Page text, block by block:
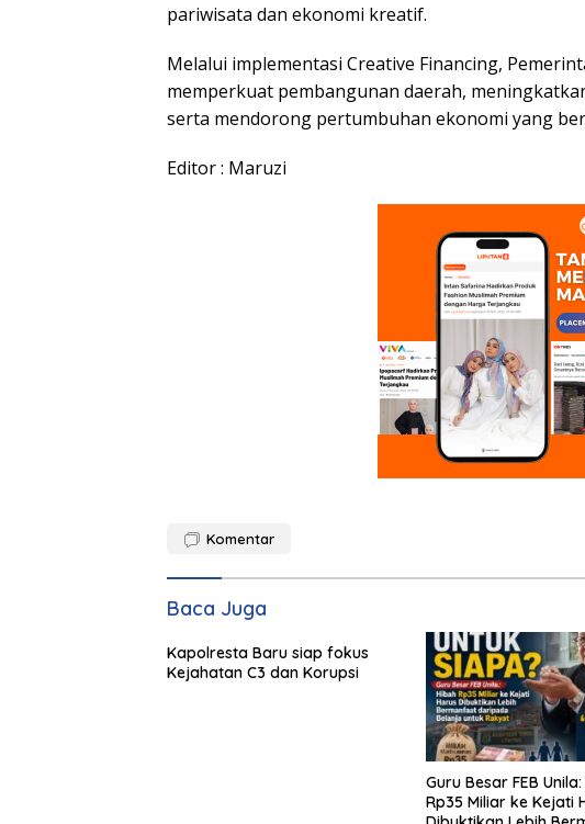
pariwisata dan ekonomi kreatif.
Melalui implementasi Creative Financing,
memperkuat pembangunan daerah,
serta mendorong pertumbuhan ekonomi yang
Editor : Maruzi
Komentar
Baca Juga
Kapolresta Baru siap fokus
Kejahatan C3 dan Korupsi
Guru Besar FEB
Rp35 Miliar ke Kejati